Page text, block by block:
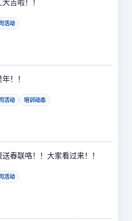
吉啦！！
活动
！！
活动 培训动态
春联咯！！大家看过来！！
活动